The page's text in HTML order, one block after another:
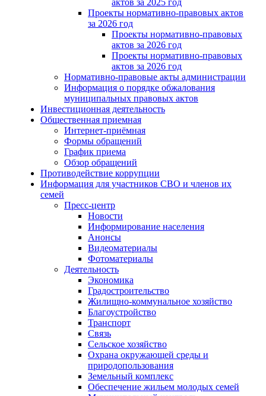
Проекты нормативно-правовых актов
за 2026 год
Проекты нормативно-правовых
актов за 2026 год
Проекты нормативно-правовых
актов за 2026 год
Нормативно-правовые акты администрации
Информация о порядке обжалования
муниципальных правовых актов
Инвестиционная деятельность
Общественная приемная
Интернет-приёмная
Формы обращений
График приема
Обзор обращений
Противодействие коррупции
Информация для участников СВО и членов их
семей
Пресс-центр
Новости
Информирование населения
Анонсы
Видеоматериалы
Фотоматериалы
Деятельность
Экономика
Градостроительство
Жилищно-коммунальное хозяйство
Благоустройство
Транспорт
Связь
Сельское хозяйство
Охрана окружающей среды и
природопользования
Земельный комплекс
Обеспечение жильем молодых семей